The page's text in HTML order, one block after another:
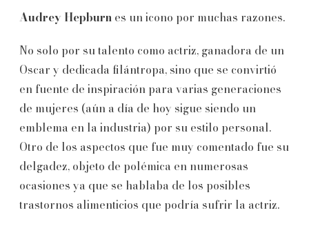
Audrey Hepburn es un icono por muchas razones.
No solo por su talento como actriz, ganadora de un
Oscar y dedicada filántropa, sino que se convirtió
en fuente de inspiración para varias generaciones
de mujeres (aún a día de hoy sigue siendo un
emblema en la industria) por su estilo personal.
Otro de los aspectos que fue muy comentado fue su
delgadez, objeto de polémica en numerosas
ocasiones ya que se hablaba de los posibles
trastornos alimenticios que podría sufrir la actriz.